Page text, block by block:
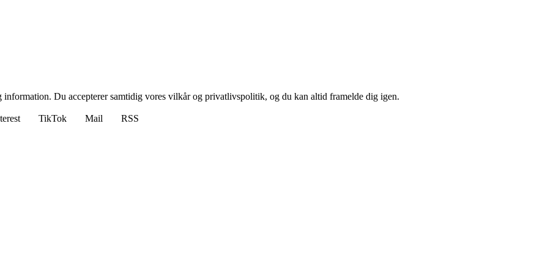
Du accepterer samtidig vores vilkår og privatlivspolitik, og du kan altid framelde dig igen.
TikTok Mail RSS